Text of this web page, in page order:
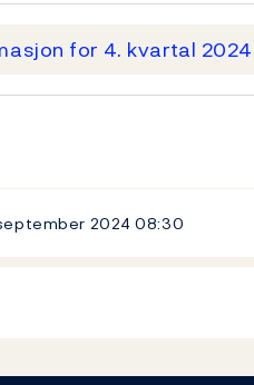
for 4. kvartal 2024
202408:30